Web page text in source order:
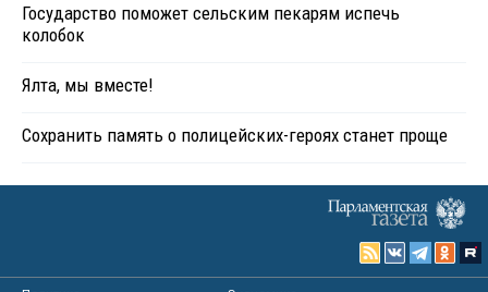
Государство поможет сельским пекарям испечь
колобок
Ялта, мы вместе!
Сохранить память о полицейских-героях станет проще